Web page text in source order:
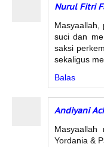
Nurul Fitri
Masyaallah,
suci dan
saksi
sekaligus
Balas
Andiyani
Yordania &